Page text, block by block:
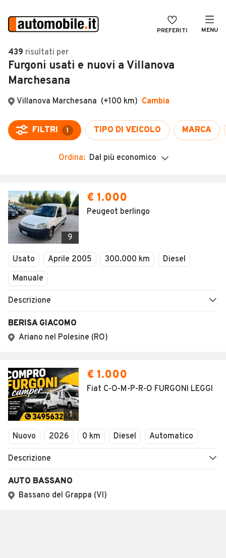
PREFERITI MENU
Auto
Auto usate
Auto Km 0
Auto Nuove
Moto
Camper
Veicoli Commerciali
Concessionari
VENDI
MAGAZINE
ACCEDI
439 risultati per
Furgoni usati e nuovi a Villanova
Marchesana
Ordina: Dal più economico
9
€ 1.000
Peugeot berlingo
Usato Aprile 2005 300.000 km
Diesel
Manuale
Descrizione
BERISA GIACOMO
Ariano nel Polesine (RO)
1
€ 1.000
Fiat C-O-M-P-R-O FURGONI LEGGI
Nuovo 2026 0 km Diesel Automatico
Descrizione
AUTO BASSANO
Bassano del Grappa (VI)